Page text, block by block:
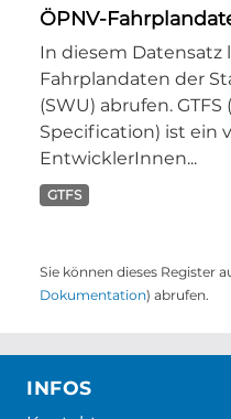
ÖPNV-
In diesem Datensatz
Fahrplandaten der
(SWU) abrufen.
Specification) ist ein
EntwicklerInnen...
GTFS
Sie können dieses Register
Dokumentation) abrufen.
INFOS